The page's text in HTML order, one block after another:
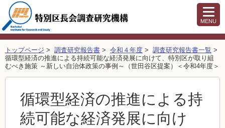
MENU
トップページ > 調査研究報告書 > 令和４年度 > 調査研究報告書一覧 >
循環型経済の推進による持続可能な経済発展に向けて、特別区が取り組
むべき施策 ～新しい自治体政策の事例～（世田谷区提案）＜令和4年度＞
循環型経済の推進による持
続可能な経済発展に向け